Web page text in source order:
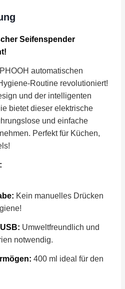
Seifenspender
automatischen
Routine revolutioniert!
und der intelligenten
bietet dieser elektrische
und einfache
Perfekt für Küchen,
Kein manuelles Drücken
Umweltfreundlich und
notwendig.
400 ml ideal für den